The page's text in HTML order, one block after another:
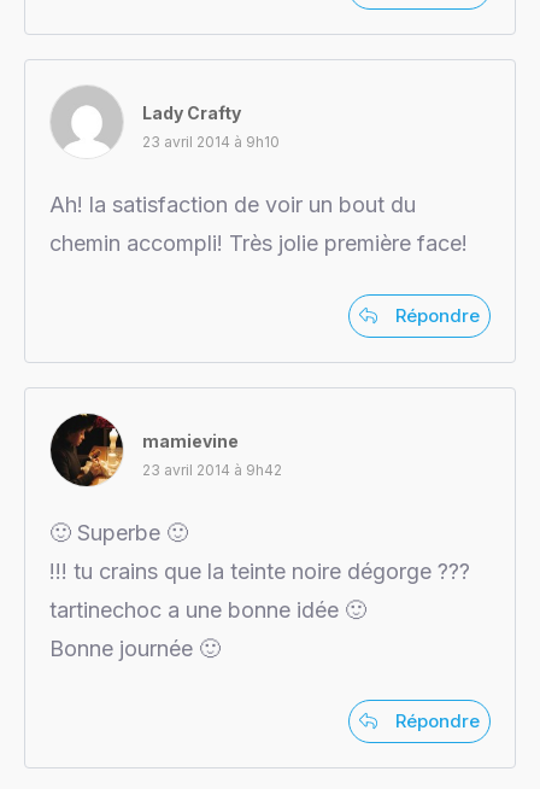
Lady Crafty
23 avril 2014 à 9h10
Ah! la satisfaction de voir un bout du
chemin accompli! Très jolie première face!
Répondre
mamievine
23 avril 2014 à 9h42
🙂 Superbe 🙂
!!! tu crains que la teinte noire dégorge ???
tartinechoc a une bonne idée 🙂
Bonne journée 🙂
Répondre